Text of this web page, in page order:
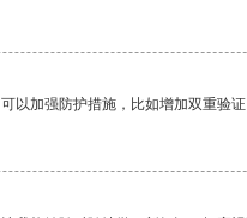
以加强防护措施，比如增加双重验